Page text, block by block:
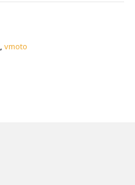
, vmoto